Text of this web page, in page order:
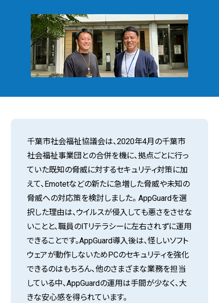
千葉市社会福祉協議会は、2020年4月の千葉市
社会福祉事業団との合併を機に、拠点ごとに行っ
ていた既知の脅威に対するセキュリティ対策に加
えて、Emotetなどの新たに急増した脅威や未知の
脅威への対応策を検討しました。 AppGuardを選
択した理由は、ウイルスが侵入しても悪さをさせな
いことと、職員のITリテラシーに左右されずに運用
できることです。AppGuard導入後は、怪しいソフト
ウェアが動作しないためPCのセキュリティを強化
できるのはもちろん、他のさまざまな業務を担当
している中、AppGuardの運用は手間が少なく、大
きな安心感を得られています。